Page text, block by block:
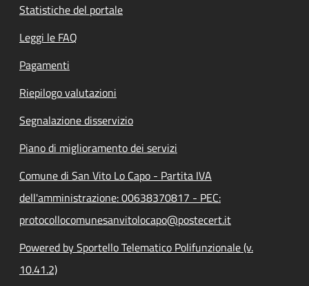
Statistiche del portale
Leggi le FAQ
Pagamenti
Riepilogo valutazioni
Segnalazione disservizio
Piano di miglioramento dei servizi
Comune di San Vito Lo Capo - Partita IVA
dell'amministrazione: 00638370817 - PEC:
protocollocomunesanvitolocapo@postecert.it
Powered by Sportello Telematico Polifunzionale (v.
10.41.2)